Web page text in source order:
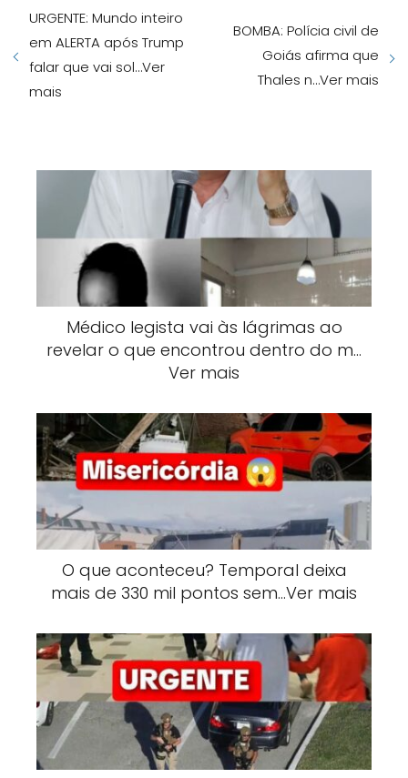
URGENTE: Mundo inteiro
em ALERTA após Trump
falar que vai sol…Ver
mais
BOMBA: Polícia civil de
Goiás afirma que
Thales n…Ver mais
Médico legista vai às lágrimas ao
revelar o que encontrou dentro do m…
Ver mais
O que aconteceu? Temporal deixa
mais de 330 mil pontos sem…Ver mais